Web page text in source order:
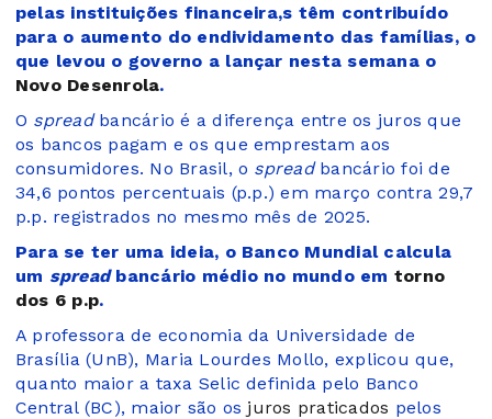
pelas instituições financeira,s têm contribuído
para o aumento do endividamento das famílias, o
que levou o governo a lançar nesta semana o
Novo Desenrola.
O spreadbancário é a diferença entre os juros que
os bancos pagam e os que emprestam aos
consumidores. No Brasil, o spreadbancário foi de
34,6 pontos percentuais (p.p.) em março contra 29,7
p.p. registrados no mesmo mês de 2025.
Para se ter uma ideia, o Banco Mundial calcula
um spreadbancário médio no mundo em torno
dos 6 p.p.
A professora de economia da Universidade de
Brasília (UnB), Maria Lourdes Mollo, explicou que,
quanto maior a taxa Selic definida pelo Banco
Central (BC), maior são os juros praticados pelos